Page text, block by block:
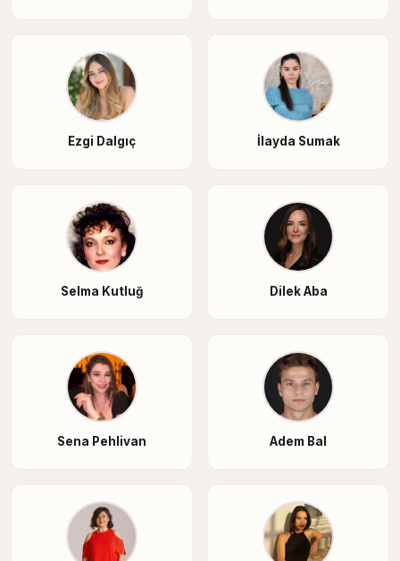
Ezgi Dalgıç İlayda Sumak
Selma Kutluğ Dilek Aba
Sena Pehlivan Adem Bal